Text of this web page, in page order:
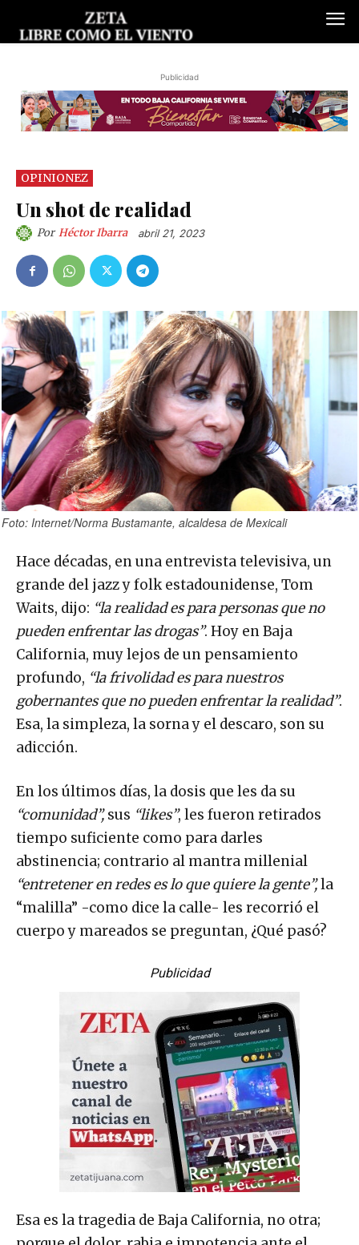
Publicidad
OPINIONEZ
Un shot de realidad
Héctor Ibarra
Foto: Internet/Norma Bustamante, alcaldesa de Mexicali
Hace décadas, en una entrevista televisiva, un
grande del jazz y folk estadounidense, Tom
Waits, dijo:
“la realidad es para personas que no
pueden enfrentar las drogas”. Hoy en Baja
California, muy lejos de un pensamiento
profundo,
“la frivolidad es para nuestros
gobernantes que no pueden enfrentar la realidad”.
Esa, la simpleza, la sorna y el descaro, son su
adicción.
En los últimos días, la dosis que les da su
“comunidad”,
“likes”, les fueron retirados
tiempo suficiente como para darles
abstinencia; contrario al mantra millenial
“entretener en redes es lo que quiere la gente”,la
“malilla” -como dice la calle- les recorrió el
cuerpo y mareados se preguntan, ¿Qué pasó?
Publicidad
Esa es la tragedia de Baja California, no otra;
porque el dolor, rabia e impotencia ante el